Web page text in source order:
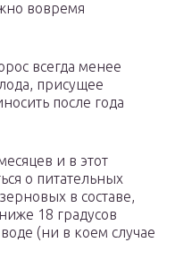
вовремя
всегда менее
присущее
после года
и в этот
о питательных
в составе,
18 градусов
(ни в коем случае